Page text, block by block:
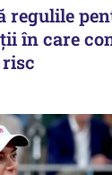
regulile
în care